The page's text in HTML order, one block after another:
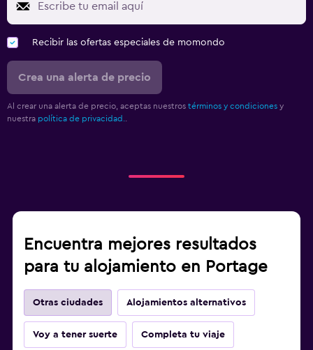
Recibir las ofertas especiales de momondo
Crea una alerta de precio
Al crear una alerta de precio, aceptas nuestros términos y condiciones y
nuestra política de privacidad.
Encuentra mejores resultados
para tu alojamiento en Portage
Otras ciudades Alojamientos alternativos
Voy a tener suerte Completa tu viaje